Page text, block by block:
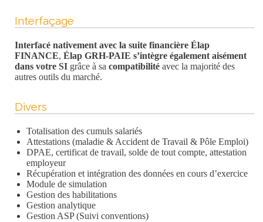
Interfaçage
Interfacé nativement avec la suite financière Élap
FINANCE, Élap GRH-PAIE s’intègre également aisément
dans votre SI grâce à sa compatibilité avec la majorité des
autres outils du marché.
Divers
Totalisation des cumuls salariés
Attestations (maladie & Accident de Travail & Pôle Emploi)
DPAE, certificat de travail, solde de tout compte, attestation
employeur
Récupération et intégration des données en cours d’exercice
Module de simulation
Gestion des habilitations
Gestion analytique
Gestion ASP (Suivi conventions)